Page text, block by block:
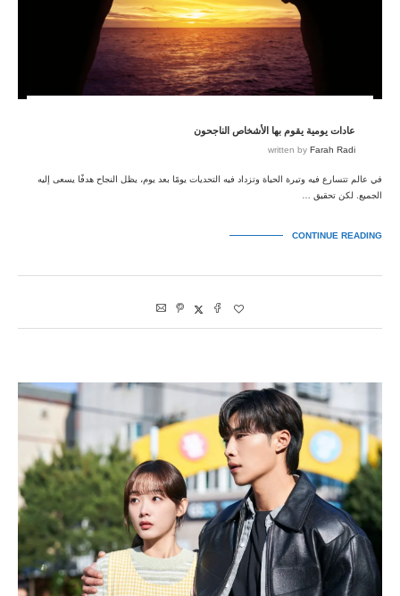
عادات يومية يقوم بها الأشخاص الناجحون
written by Farah Radi
في عالم تتسارع فيه وتيرة الحياة وتزداد فيه التحديات يومًا بعد يوم، يظل النجاح هدفًا يسعى إليه
الجميع. لكن تحقيق …
CONTINUE READING